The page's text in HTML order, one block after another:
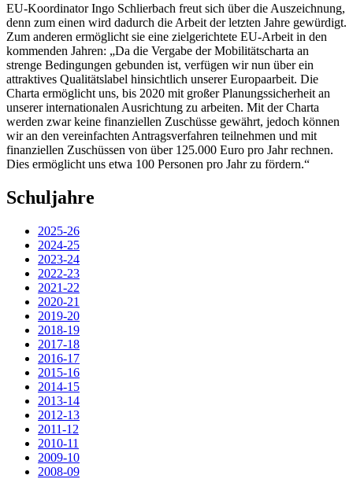
EU-Koordinator Ingo Schlierbach freut sich über die Auszeichnung,
denn zum einen wird dadurch die Arbeit der letzten Jahre gewürdigt.
Zum anderen ermöglicht sie eine zielgerichtete EU-Arbeit in den
kommenden Jahren: „Da die Vergabe der Mobilitätscharta an
strenge Bedingungen gebunden ist, verfügen wir nun über ein
attraktives Qualitätslabel hinsichtlich unserer Europaarbeit. Die
Charta ermöglicht uns, bis 2020 mit großer Planungssicherheit an
unserer internationalen Ausrichtung zu arbeiten. Mit der Charta
werden zwar keine finanziellen Zuschüsse gewährt, jedoch können
wir an den vereinfachten Antragsverfahren teilnehmen und mit
finanziellen Zuschüssen von über 125.000 Euro pro Jahr rechnen.
Dies ermöglicht uns etwa 100 Personen pro Jahr zu fördern.“
Schuljahre
2025-26
2024-25
2023-24
2022-23
2021-22
2020-21
2019-20
2018-19
2017-18
2016-17
2015-16
2014-15
2013-14
2012-13
2011-12
2010-11
2009-10
2008-09